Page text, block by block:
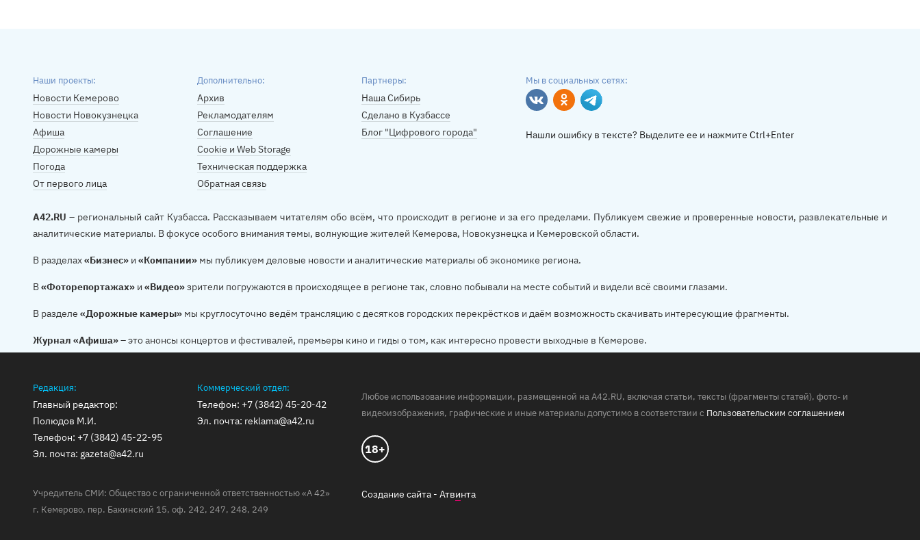
Наши проекты:
Новости Кемерово
Новости Новокузнецка
Афиша
Дорожные камеры
Погода
От первого лица
Дополнительно:
Архив
Рекламодателям
Соглашение
Cookie и Web Storage
Техническая поддержка
Обратная связь
Партнеры:
Наша Сибирь
Сделано в Кузбассе
Блог "Цифрового города"
Мы в социальных сетях:
ВконтактеОдноклассники
Telegram
Нашли ошибку в тексте? Выделите ее и нажмите Ctrl+Enter
A42.RU – региональный сайт Кузбасса. Рассказываем читателям обо всём, что происходит в регионе и за его пределами. Публикуем свежие и проверенные новости, развлекательные и
аналитические материалы. В фокусе особого внимания темы, волнующие жителей Кемерова, Новокузнецка и Кемеровской области.
В разделах«Бизнес» и «Компании» мы публикуем деловые новости и аналитические материалы об экономике региона.
В«Фоторепортажах» и «Видео»зрители погружаются в происходящее в регионе так, словно побывали на месте событий и видели всё своими глазами.
В разделе «Дорожные камеры» мы круглосуточно ведём трансляцию с десятков городских перекрёстков и даём возможность скачивать интересующие фрагменты.
Журнал «Афиша»– это анонсы концертов и фестивалей, премьеры кино и гиды о том, как интересно провести выходные в Кемерове.
Редакция:
Главный редактор:
Полюдов М.И.
Телефон: +7 (3842) 45-22-95
Эл. почта: gazeta@a42.ru
Коммерческий отдел:
Телефон: +7 (3842) 45-20-42
Эл. почта: reklama@a42.ru
Любое использование информации, размещенной на A42.RU, включая статьи, тексты (фрагменты статей), фото- и
видеоизображения, графические и иные материалы допустимо в соответствии с Пользовательским соглашением
18+
Учредитель СМИ: Общество с ограниченной ответственностью «А 42»
г. Кемерово, пер. Бакинский 15, оф. 242, 247, 248, 249
Создание сайта - Атвинта